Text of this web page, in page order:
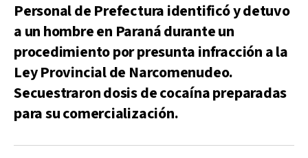
Personal de Prefectura identificó y detuvo
a un hombre en Paraná durante un
procedimiento por presunta infracción a la
Ley Provincial de Narcomenudeo.
Secuestraron dosis de cocaína preparadas
para su comercialización.